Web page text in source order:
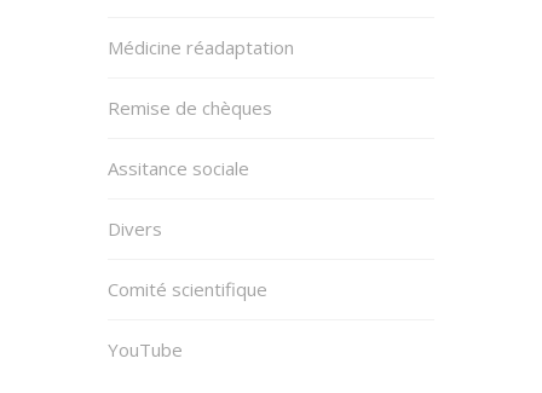
Médicine réadaptation
Remise de chèques
Assitance sociale
Divers
Comité scientifique
YouTube